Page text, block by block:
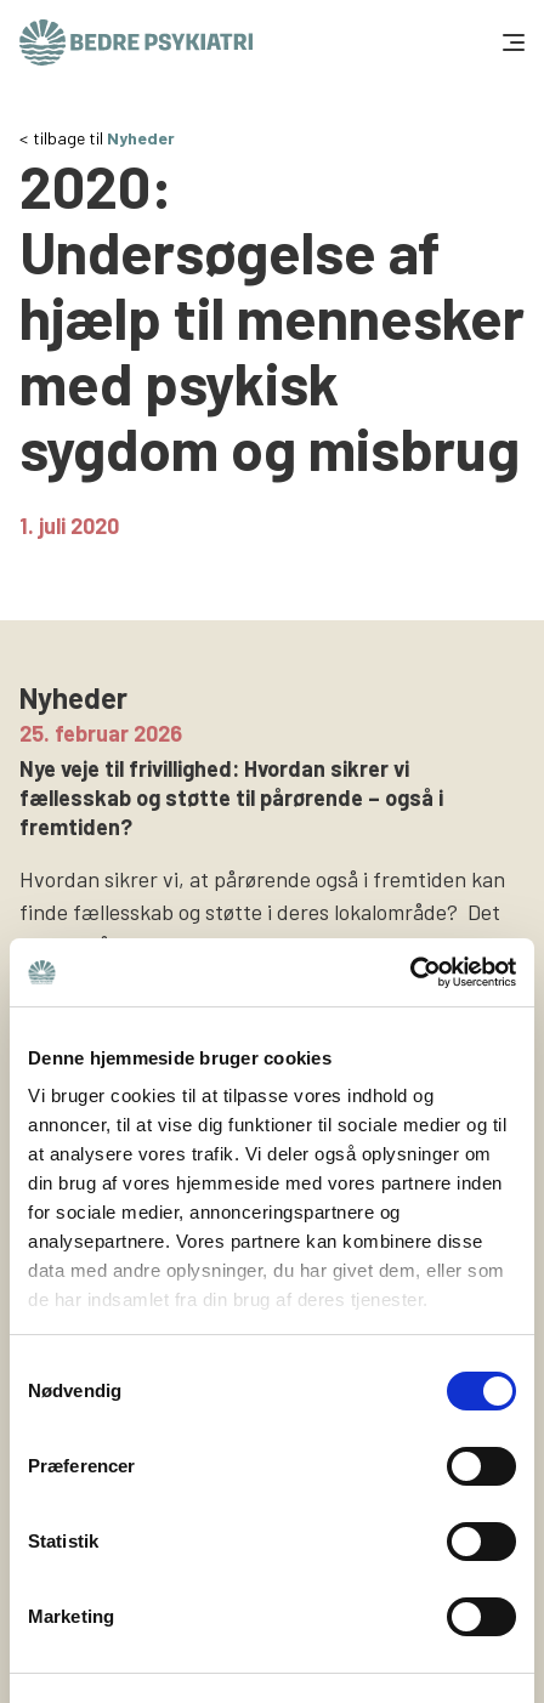
Denne hjemmeside bruger cookies
Vi bruger cookies til at tilpasse vores indhold og
annoncer, til at vise dig funktioner til sociale medier og til
at analysere vores trafik. Vi deler også oplysninger om
din brug af vores hjemmeside med vores partnere inden
for sociale medier, annonceringspartnere og
analysepartnere. Vores partnere kan kombinere disse
data med andre oplysninger, du har givet dem, eller som
de har indsamlet fra din brug af deres tjenester.
Nødvendig
Præferencer
Statistik
Marketing
Tal og fakta
Om os
Vær med
Presse og politik
Støt os
tilbage til Nyheder
2020:
Undersøgelse af
hjælp til mennesker
med psykisk
sygdom og misbrug
1. juli 2020
Nyheder
25. februar 2026
Nye veje til frivillighed: Hvordan sikrer vi
fællesskab og støtte til pårørende – også i
fremtiden?
Hvordan sikrer vi, at pårørende også i fremtiden kan
finde fællesskab og støtte i deres lokalområde? Det
spørgsmål har været omdrejningspunktet i
projektet Nye veje til frivillighed, som Bedre Psykiatri
netop har afsluttet sammen med Nyreforeningen og
Psykiatri er en forening bygget på frivillige kræfter og
lokale fællesskaber. Det er de ca. 400 frivillige i Bedre
Psykiatri, […]
3. juni 2025
PårørendeKurset gør en forskel
Bedre Psykiatri har i samarbejde med Syddansk
Universitet og Center for Pårørendeinddragelse
PårørendeKurset – og resultaterne er tydelige. Kurset
håb. Det skaber fællesskab og giver konkrete
udviklingsforstyrrelse. Hvad er PårørendeKurset?